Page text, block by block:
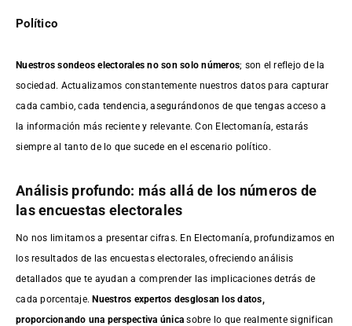
Político
Nuestros sondeos electorales no son solo números; son el reflejo de la
sociedad. Actualizamos constantemente nuestros datos para capturar
cada cambio, cada tendencia, asegurándonos de que tengas acceso a
la información más reciente y relevante. Con Electomanía, estarás
siempre al tanto de lo que sucede en el escenario político.
Análisis profundo: más allá de los números de
las encuestas electorales
No nos limitamos a presentar cifras. En Electomanía, profundizamos en
los resultados de las encuestas electorales, ofreciendo análisis
detallados que te ayudan a comprender las implicaciones detrás de
cada porcentaje.Nuestros expertos desglosan los datos,
proporcionando una perspectiva única sobre lo que realmente significan